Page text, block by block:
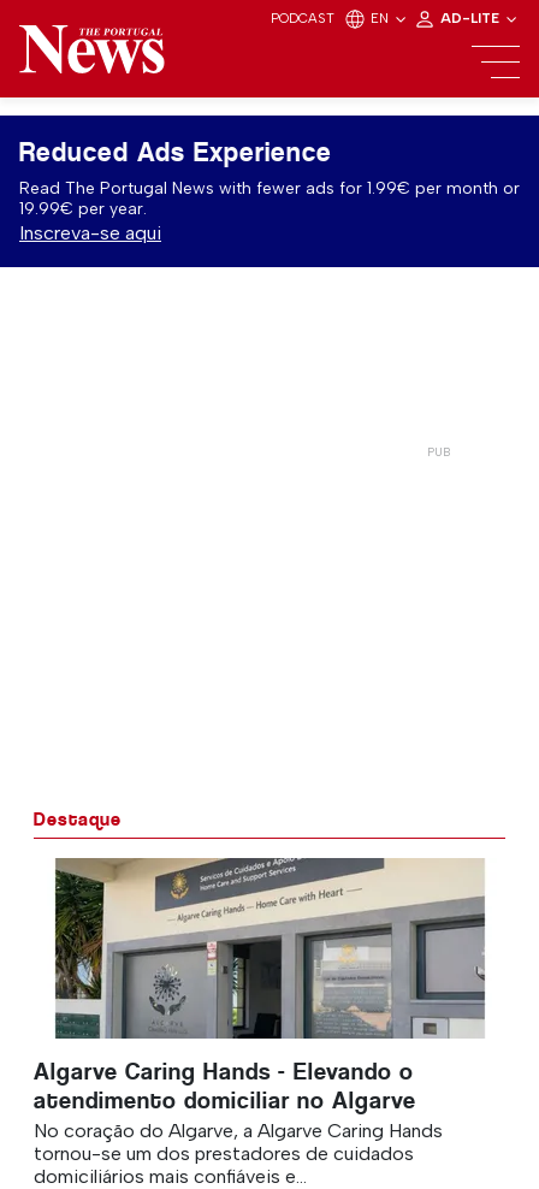
PODCAST EN AD-LITE
Reduced Ads Experience
Read The Portugal News with fewer ads for 1.99€ per month or
19.99€ per year.
Inscreva-se aqui
Destaque
Algarve Caring Hands - Elevando o
atendimento domiciliar no Algarve
No coração do Algarve, a Algarve Caring Hands
tornou-se um dos prestadores de cuidados
domiciliários mais confiáveis e...